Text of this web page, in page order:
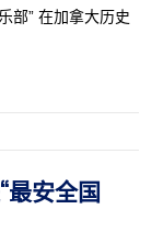
部” 在加拿大历史
最安全国